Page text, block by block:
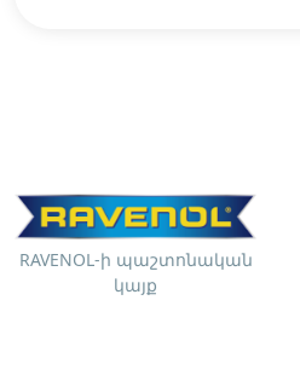
RAVENOL-ի պաշտոնական
կայք